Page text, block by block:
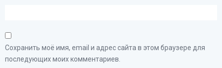
Сохранить моё имя, email и адрес сайта в этом браузере для
последующих моих комментариев.